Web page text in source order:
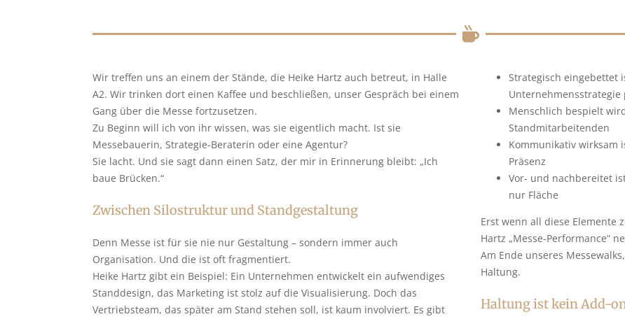
Wir treffen uns an einem der Stände, die Heike Hartz auch betreut, in Halle
A2. Wir trinken dort einen Kaffee und beschließen, unser Gespräch bei einem
Gang über die Messe fortzusetzen.
Zu Beginn will ich von ihr wissen, was sie eigentlich macht. Ist sie
Messebauerin, Strategie-Beraterin oder eine Agentur?
Sie lacht. Und sie sagt dann einen Satz, der mir in Erinnerung bleibt: „Ich
baue Brücken.“
Zwischen Silostruktur und Standgestaltung
Denn Messe ist für sie nie nur Gestaltung – sondern immer auch
Organisation. Und die ist oft fragmentiert.
Heike Hartz gibt ein Beispiel: Ein Unternehmen entwickelt ein aufwendiges
Standdesign, das Marketing ist stolz auf die Visualisierung. Doch das
Vertriebsteam, das später am Stand stehen soll, ist kaum involviert. Es gibt
Strategisch eingebettet
Unternehmensstrategie
Menschlich bespielt
Standmitarbeitenden
Kommunikativ wirksam
Präsenz
Vor- und nachbereitet
nur Fläche
Erst wenn all diese Elemente
Hartz „Messe-Performance“
Am Ende unseres
Haltung.
Haltung ist kein Add-